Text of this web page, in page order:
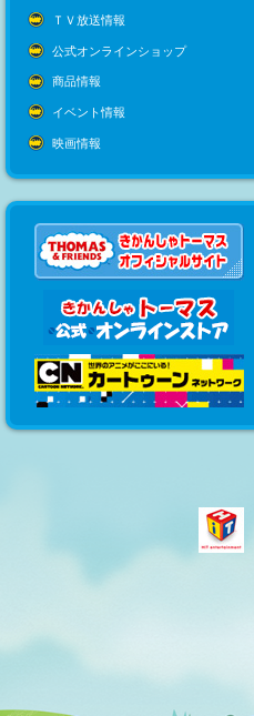
ＴＶ放送情報
公式オンラインショップ
商品情報
イベント情報
映画情報